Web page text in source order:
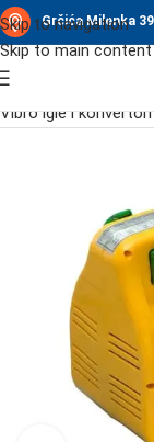
Skip to navigation
Skip to main content
Grčića Milenka
Početna Vibro
Vibro igle i